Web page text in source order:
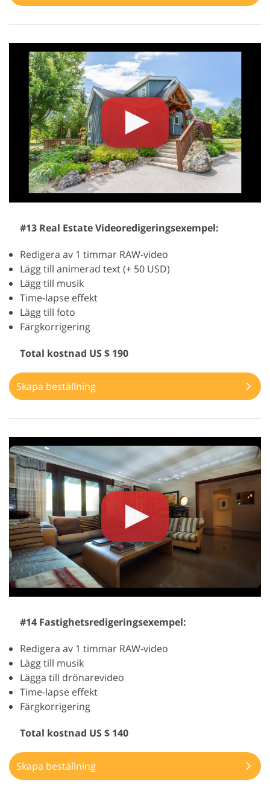
#13 Real Estate Videoredigeringsexempel:
Redigera av 1 timmar RAW-video
Lägg till animerad text (+ 50 USD)
Lägg till musik
Time-lapse effekt
Lägg till foto
Färgkorrigering
Total kostnad US $ 190
Skapa beställning
#14 Fastighetsredigeringsexempel:
Redigera av 1 timmar RAW-video
Lägg till musik
Lägga till drönarevideo
Time-lapse effekt
Färgkorrigering
Total kostnad US $ 140
Skapa beställning